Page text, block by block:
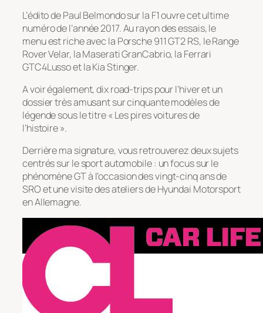
L’édito de Paul Belmondo sur la F1 ouvre cet ultime
numéro de l’année 2017. Au rayon des essais, le
menu est riche avec la Porsche 911 GT2 RS, le Range
Rover Velar, la Maserati GranCabrio, la Ferrari
GTC4Lusso et la Kia Stinger.
A voir également, dix road-trips pour l’hiver et un
dossier très amusant sur cinquante modèles de
légende sous le titre « Les pires voitures de
l’histoire ».
Derrière ma signature, vous retrouverez deux sujets
centrés sur le sport automobile : un focus sur le
phénomène GT à l’occasion des vingt-cinq ans de
SRO et une visite des ateliers de Hyundai Motorsport
en Allemagne.